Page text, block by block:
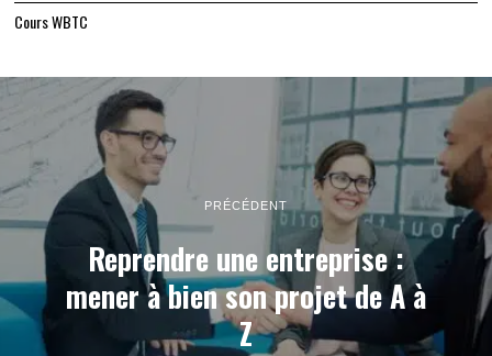
Cours WBTC
PRÉCÉDENT
Reprendre une entreprise :
mener à bien son projet de A à
Z